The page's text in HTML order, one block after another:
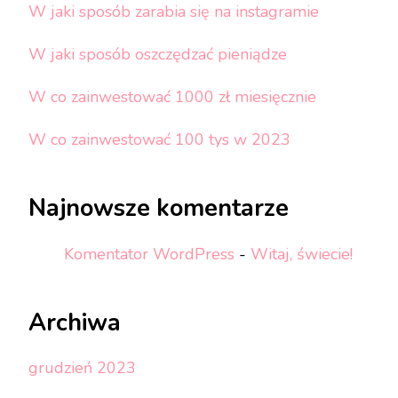
W jaki sposób zarabia się na instagramie
W jaki sposób oszczędzać pieniądze
W co zainwestować 1000 zł miesięcznie
W co zainwestować 100 tys w 2023
Najnowsze komentarze
Komentator WordPress - Witaj, świecie!
Archiwa
grudzień 2023